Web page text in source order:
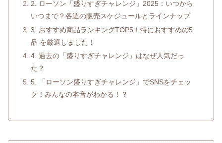
2. ローソン「盛りすぎチャレンジ」2025：いつから
いつまで？各週の販売スケジュールとラインナップ
3. おすすめ商品ランキングTOP5！特におすすめの5
品 を厳選しました！
4. 過去の「盛りすぎチャレンジ」はなぜ人気だっ
た？
5. 「ローソン盛りすぎチャレンジ」でSNSをチェッ
ク！みんなの本音がわかる！？